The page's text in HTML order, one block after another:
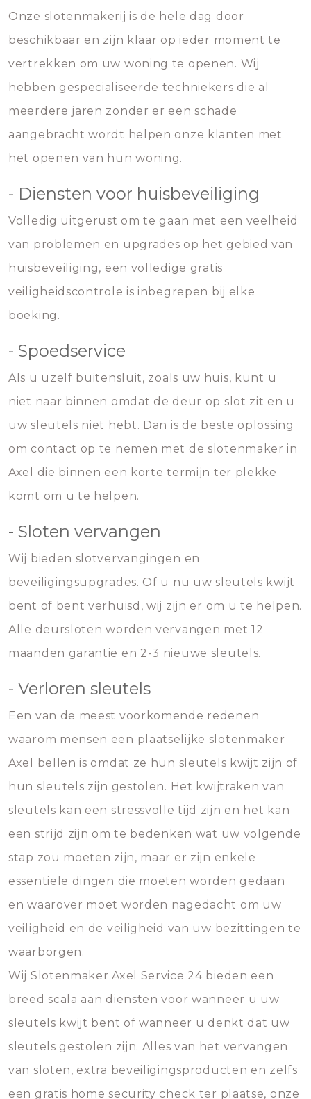
Onze slotenmakerij is de hele dag door
beschikbaar en zijn klaar op ieder moment te
vertrekken om uw woning te openen. Wij
hebben gespecialiseerde techniekers die al
meerdere jaren zonder er een schade
aangebracht wordt helpen onze klanten met
het openen van hun woning.
- Diensten voor huisbeveiliging
Volledig uitgerust om te gaan met een veelheid
van problemen en upgrades op het gebied van
huisbeveiliging, een volledige gratis
veiligheidscontrole is inbegrepen bij elke
boeking.
- Spoedservice
Als u uzelf buitensluit, zoals uw huis, kunt u
niet naar binnen omdat de deur op slot zit en u
uw sleutels niet hebt. Dan is de beste oplossing
om contact op te nemen met de slotenmaker in
Axel die binnen een korte termijn ter plekke
komt om u te helpen.
- Sloten vervangen
Wij bieden slotvervangingen en
beveiligingsupgrades. Of u nu uw sleutels kwijt
bent of bent verhuisd, wij zijn er om u te helpen.
Alle deursloten worden vervangen met 12
maanden garantie en 2-3 nieuwe sleutels.
- Verloren sleutels
Een van de meest voorkomende redenen
waarom mensen een plaatselijke slotenmaker
Axel bellen is omdat ze hun sleutels kwijt zijn of
hun sleutels zijn gestolen. Het kwijtraken van
sleutels kan een stressvolle tijd zijn en het kan
een strijd zijn om te bedenken wat uw volgende
stap zou moeten zijn, maar er zijn enkele
essentiële dingen die moeten worden gedaan
en waarover moet worden nagedacht om uw
veiligheid en de veiligheid van uw bezittingen te
waarborgen.
Wij Slotenmaker Axel Service 24 bieden een
breed scala aan diensten voor wanneer u uw
sleutels kwijt bent of wanneer u denkt dat uw
sleutels gestolen zijn. Alles van het vervangen
van sloten, extra beveiligingsproducten en zelfs
een gratis home security check ter plaatse, onze